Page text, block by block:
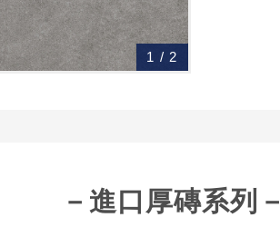
1 / 2
－進口厚磚系列－